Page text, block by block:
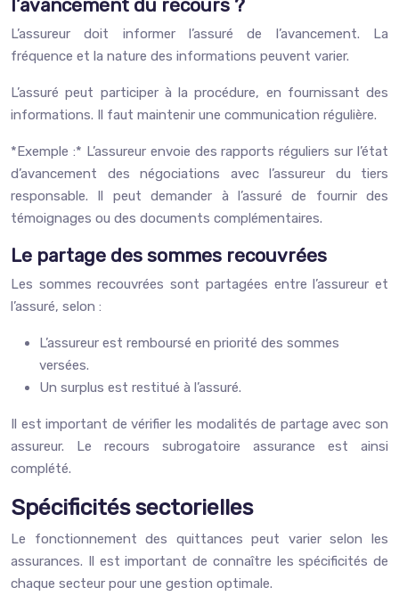
l’avancement du recours ?
L’assureur doit informer l’assuré de l’avancement. La
fréquence et la nature des informations peuvent varier.
L’assuré peut participer à la procédure, en fournissant des
informations. Il faut maintenir une communication régulière.
*Exemple :* L’assureur envoie des rapports réguliers sur l’état
d’avancement des négociations avec l’assureur du tiers
responsable. Il peut demander à l’assuré de fournir des
témoignages ou des documents complémentaires.
Le partage des sommes recouvrées
Les sommes recouvrées sont partagées entre l’assureur et
l’assuré, selon :
L’assureur est remboursé en priorité des sommes
versées.
Un surplus est restitué à l’assuré.
Il est important de vérifier les modalités de partage avec son
assureur. Le recours subrogatoire assurance est ainsi
complété.
Spécificités sectorielles
Le fonctionnement des quittances peut varier selon les
assurances. Il est important de connaître les spécificités de
chaque secteur pour une gestion optimale.